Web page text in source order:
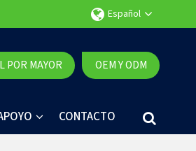
Español
POR MAYOR OEM Y ODM
CONTACTO